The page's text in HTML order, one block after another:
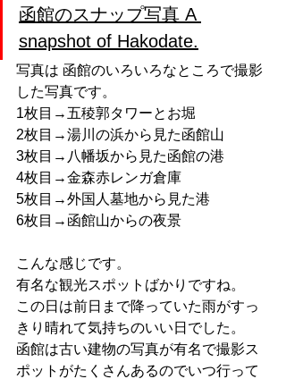
函館のスナップ写真 A
snapshot of Hakodate.
写真は 函館のいろいろなところで撮影
した写真です。
1枚目→五稜郭タワーとお堀
2枚目→湯川の浜から見た函館山
3枚目→八幡坂から見た函館の港
4枚目→金森赤レンガ倉庫
5枚目→外国人墓地から見た港
6枚目→函館山からの夜景
こんな感じです。
有名な観光スポットばかりですね。
この日は前日まで降っていた雨がすっ
きり晴れて気持ちのいい日でした。
函館は古い建物の写真が有名で撮影ス
ポットがたくさんあるのでいつ行って